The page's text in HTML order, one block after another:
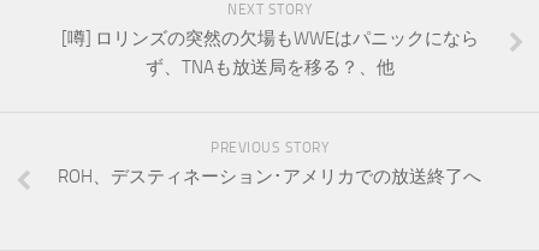
NEXT STORY
[噂] ロリンズの突然の欠場もWWEはパニックになら
ず、TNAも放送局を移る？、他
PREVIOUS STORY
ROH、デスティネーション･アメリカでの放送終了へ